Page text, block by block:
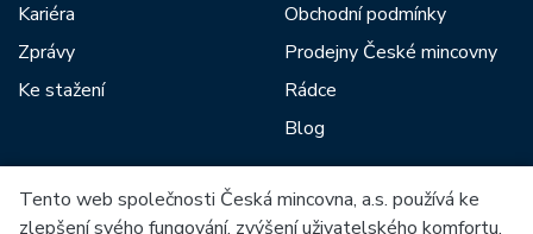
Kariéra
Zprávy
Ke stažení
Obchodní podmínky
Prodejny České mincovny
Rádce
Blog
Mezi naše partnery patří:
Tento web společnosti Česká mincovna, a.s. používá ke
zlepšení svého fungování, zvýšení uživatelského komfortu,